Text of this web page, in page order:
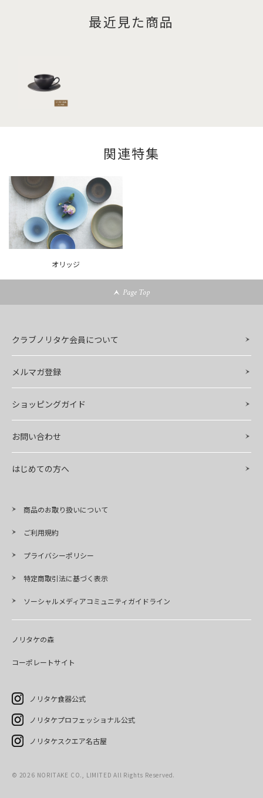
最近見た商品
関連特集
オリッジ
Page Top
クラブノリタケ会員について
メルマガ登録
ショッピングガイド
お問い合わせ
はじめての方へ
商品のお取り扱いについて
ご利用規約
プライバシーポリシー
特定商取引法に基づく表示
ソーシャルメディアコミュニティガイドライン
ノリタケの森
コーポレートサイト
ノリタケ食器公式
ノリタケプロフェッショナル公式
ノリタケスクエア名古屋
© 2026 NORITAKE CO., LIMITED All Rights Reserved.